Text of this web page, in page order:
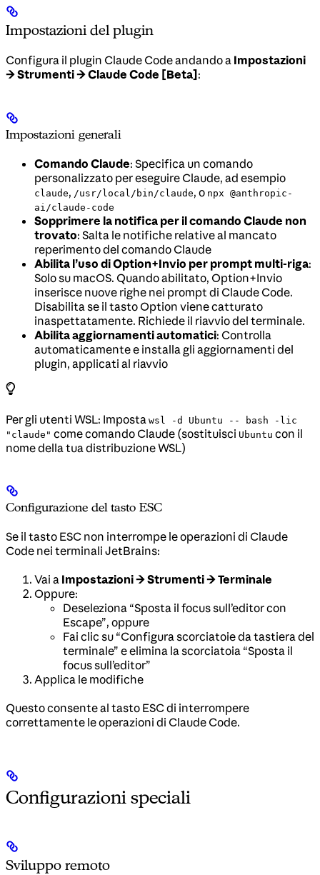
Impostazioni del plugin
Configura il plugin Claude Code andando a Impostazioni
→ Strumenti → Claude Code [Beta] :
Impostazioni generali
Comando Claude: Specifica un comando
personalizzato per eseguire Claude, ad esempio
claude, /usr/local/bin/claude, o npx @anthropic-
ai/claude-code
Sopprimere la notifica per il comando Claude non
trovato: Salta le notifiche relative al mancato
reperimento del comando Claude
Abilita l’uso di Option+Invio per prompt multi-riga:
Solo su macOS. Quando abilitato, Option+Invio
inserisce nuove righe nei prompt di Claude Code.
Disabilita se il tasto Option viene catturato
inaspettatamente. Richiede il riavvio del terminale.
Abilita aggiornamenti automatici: Controlla
automaticamente e installa gli aggiornamenti del
plugin, applicati al riavvio
Per gli utenti WSL: Imposta wsl -d Ubuntu -- bash -lic
"claude" come comando Claude (sostituisci Ubuntu con il
nome della tua distribuzione WSL)
Configurazione del tasto ESC
Se il tasto ESC non interrompe le operazioni di Claude
Code nei terminali JetBrains:
Vai a Impostazioni → Strumenti → Terminale
Oppure:
Deseleziona “Sposta il focus sull’editor con
Escape”, oppure
Fai clic su “Configura scorciatoie da tastiera del
terminale” e elimina la scorciatoia “Sposta il
focus sull’editor”
Applica le modifiche
Questo consente al tasto ESC di interrompere
correttamente le operazioni di Claude Code.
Configurazioni speciali
Sviluppo remoto